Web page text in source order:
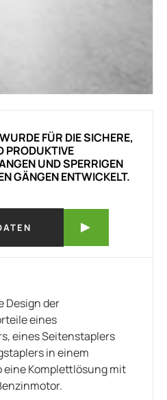
FÜR DIE SICHERE,
PRODUKTIVE
UND SPERRIGEN
GÄNGEN ENTWICKELT.
Design der
eines
eines Seitenstaplers
in einem
eine Komplettlösung mit